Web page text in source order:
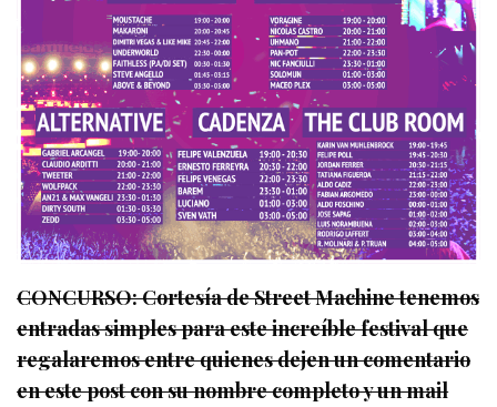
CONCURSO: Cortesía de Street Machine tenemos
entradas simples para este increíble festival que
regalaremos entre quienes dejen un comentario
en este post con su nombre completo y un mail